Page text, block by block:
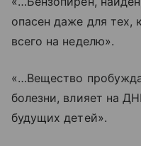
опасен даже для тех,
всего на неделю».
«…Вещество
болезни, влияет на
будущих детей».